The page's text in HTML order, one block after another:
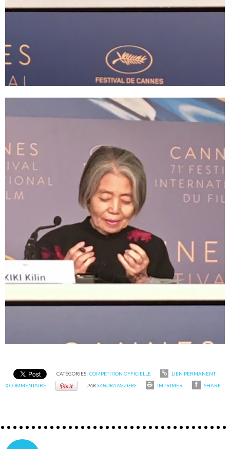
CATÉGORIES :COMPETITION OFFICIELLE
LIEN PERMANENT
0COMMENTAIRE PARSANDRA MÉZIÈRE IMPRIMER SHARE